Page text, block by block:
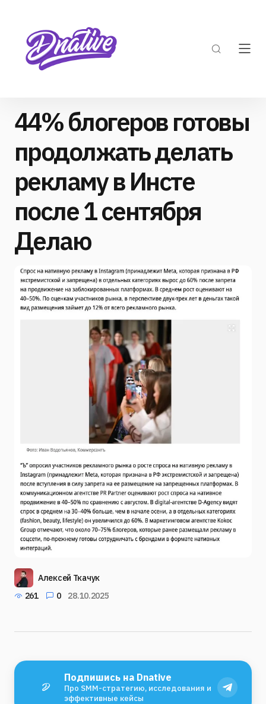
44% блогеров готовы
продолжать делать
рекламу в Инсте
после 1 сентября
Делаю
Алексей Ткачук
261
0 28.10.2025
Подпишись на Dnative
Про SMM-стратегию, исследования и
эффективные кейсы